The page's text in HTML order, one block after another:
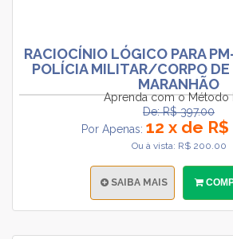
RACIOCÍNIO LÓGICO PARA
POLÍCIA MILITAR/CORPO DE
MARANHÃO
Aprenda com o Método
De: R$ 397.00
Por Apenas: 12 x de R$
Ou à vista: R$ 200.00
SAIBA MAIS